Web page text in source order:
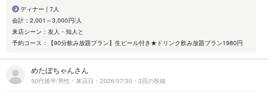
ディナー | 7人
会計：2,001～3,000円/人
来店シーン：友人・知人と
予約コース：【90分飲み放題プラン】生ビール付き★ドリンク飲み放題プラン1980円
めたぼちゃんさん
50代後半/男性・来店日：2026/07/30・3回の投稿